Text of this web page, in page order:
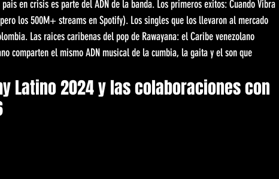
en crisis es parte del ADN de la banda. Los primeros exitos: Cuando Vibra
los 500M+ streams en Spotify). Los singles que los llevaron al mercado
Las raices caribenas del pop de Rawayana: el Caribe venezolano
comparten el mismo ADN musical de la cumbia, la gaita y el son que
Latino 2024 y las colaboraciones con